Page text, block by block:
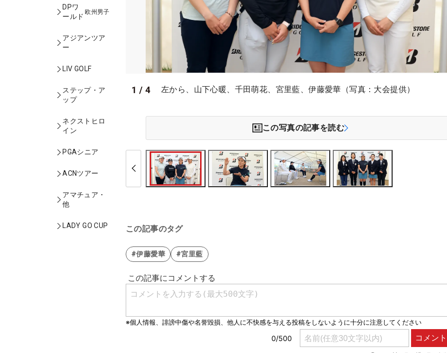
DPワ
ールド
欧州男子
アジアンツア
ー
LIV GOLF
ステップ・ア
ップ
ネクストヒロ
イン
PGAシニア
ACNツアー
アマチュア・
他
LADY GO CUP
1 / 4 左から、山下心暖、千田萌花、宮里藍、伊藤愛華（写真：大会提供）
この写真の記事を読む
この記事のタグ
#伊藤愛華 #宮里藍